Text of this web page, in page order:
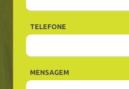
TELEFONE
MENSAGEM